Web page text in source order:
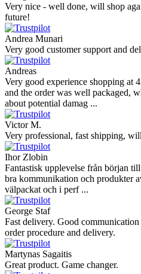
Very nice - well done, will shop
future!
Andrea Munari
Very good customer support and
Andreas
Very good experience shopping at
and the order was well packaged,
about potential damag ...
Victor M.
Very professional, fast shipping,
Ihor Zlobin
Fantastisk upplevelse från början
bra kommunikation och produkter
välpackat och i perf ...
George Staf
Fast delivery. Good
order procedure and delivery.
Martynas Sagaitis
Great product. Game changer.